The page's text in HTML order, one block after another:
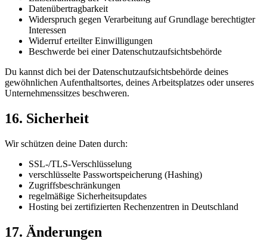
Datenübertragbarkeit
Widerspruch gegen Verarbeitung auf Grundlage berechtigter
Interessen
Widerruf erteilter Einwilligungen
Beschwerde bei einer Datenschutzaufsichtsbehörde
Du kannst dich bei der Datenschutzaufsichtsbehörde deines
gewöhnlichen Aufenthaltsortes, deines Arbeitsplatzes oder unseres
Unternehmenssitzes beschweren.
16. Sicherheit
Wir schützen deine Daten durch:
SSL-/TLS-Verschlüsselung
verschlüsselte Passwortspeicherung (Hashing)
Zugriffsbeschränkungen
regelmäßige Sicherheitsupdates
Hosting bei zertifizierten Rechenzentren in Deutschland
17. Änderungen